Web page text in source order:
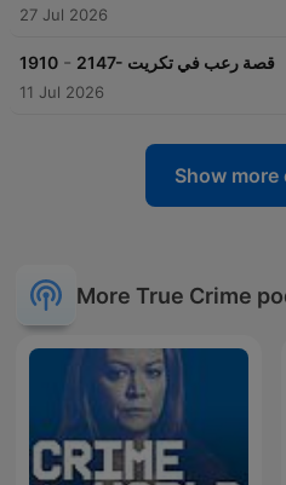
27 Jul 2026
1910 - 2147- قصة رعب في تكريت
11 Jul 2026
Show more
More True Crime